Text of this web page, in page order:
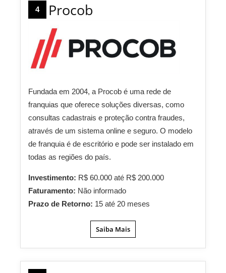
4 Procob
Fundada em 2004, a Procob é uma rede de
franquias que oferece soluções diversas, como
consultas cadastrais e proteção contra fraudes,
através de um sistema online e seguro. O modelo
de franquia é de escritório e pode ser instalado em
todas as regiões do país.
Investimento: R$ 60.000 até R$ 200.000
Faturamento: Não informado
Prazo de Retorno: 15 até 20 meses
Saiba Mais